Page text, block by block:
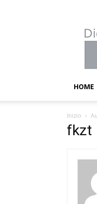
HOME
Inizio
fkzt